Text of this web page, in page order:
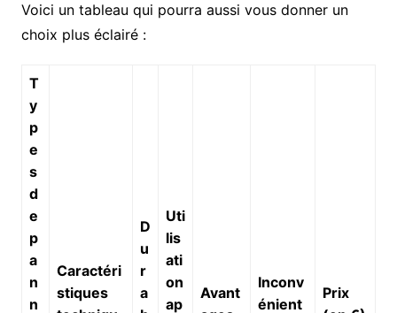
Voici un tableau qui pourra aussi vous donner un
choix plus éclairé :
T
y
p
e
s
d
e
p
a
n
n
Caractéri
stiques
D
u
r
a
Uti
lis
ati
on
ap
Avant
Inconv
énient
Prix